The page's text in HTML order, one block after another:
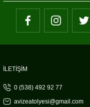
İLETİŞİM
0 (538) 492 92 77
avizeatolyesi@gmail.com